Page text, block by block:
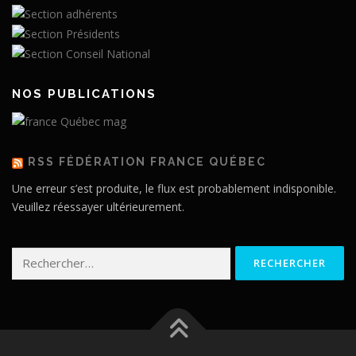
NOS PUBLICATIONS
RSS FÉDÉRATION FRANCE QUÉBEC
Une erreur s’est produite, le flux est probablement indisponible.
Veuillez réessayer ultérieurement.
Rechercher :